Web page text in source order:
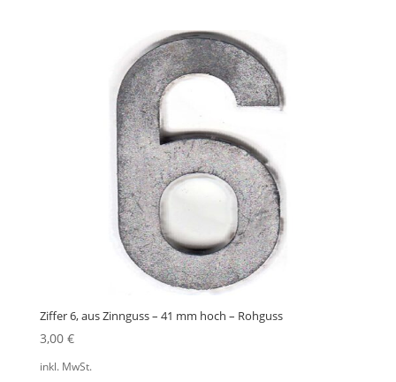
Ziffer 6, aus Zinnguss – 41 mm hoch – Rohguss
3,00 €
inkl. MwSt.